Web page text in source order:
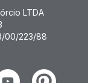
LTDA
00/223/88
Pinterest